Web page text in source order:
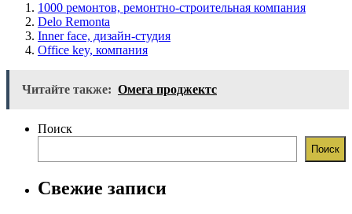
1000 ремонтов, ремонтно-строительная компания
Delo Remonta
Inner face, дизайн-студия
Office key, компания
Читайте также: Омега проджектс
Поиск
Поиск
Свежие записи